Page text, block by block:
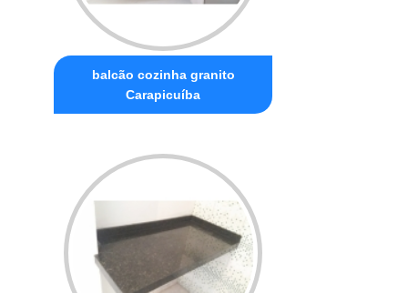
balcão cozinha granito
Carapicuíba